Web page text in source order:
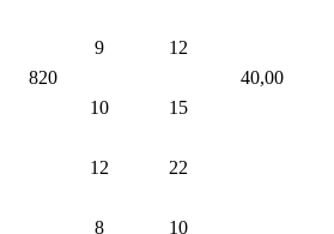
820 40,00
9 12
10 15
12 22
8 10